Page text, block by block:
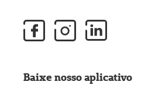
Baixe nosso aplicativo